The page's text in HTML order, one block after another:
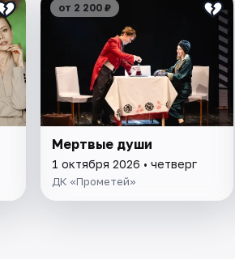
от 2 200 ₽
Мертвые души
1 октября 2026 • четверг
ДК «Прометей»